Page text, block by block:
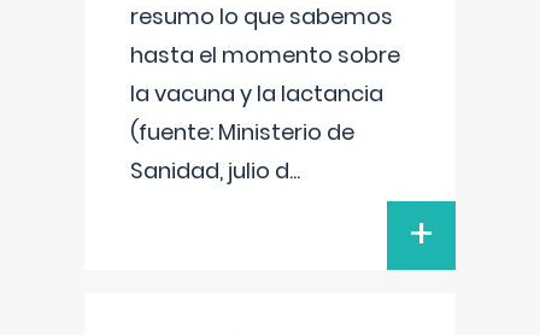
resumo lo que sabemos
hasta el momento sobre
la vacuna y la lactancia
(fuente: Ministerio de
Sanidad, julio d...
+